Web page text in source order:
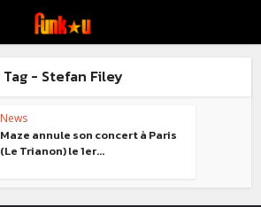
Tag - Stefan Filey
News
Maze annule son concert à Paris
(Le Trianon) le 1er...